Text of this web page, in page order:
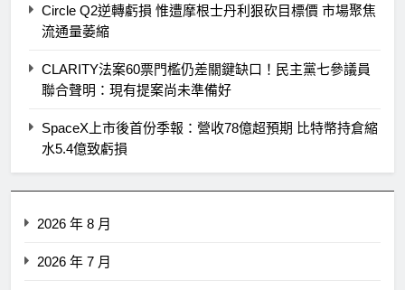
Circle Q2逆轉虧損 惟遭摩根士丹利狠砍目標價 市場聚焦
流通量萎縮
CLARITY法案60票門檻仍差關鍵缺口！民主黨七參議員
聯合聲明：現有提案尚未準備好
SpaceX上市後首份季報：營收78億超預期 比特幣持倉縮
水5.4億致虧損
2026 年 8 月
2026 年 7 月